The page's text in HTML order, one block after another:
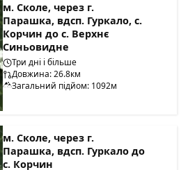
м. Сколе, через г.
Парашка, вдсп. Гуркало, с.
Корчин до с. Верхнє
Синьовидне
Три дні і більше
Довжина: 26.8км
Загальний підйом: 1092м
м. Сколе, через г.
Парашка, вдсп. Гуркало до
с. Корчин